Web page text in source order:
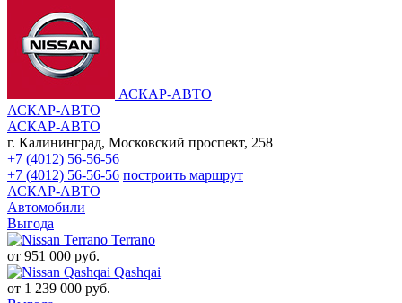
АСКАР-АВТО
АСКАР-АВТО
АСКАР-АВТО
г. Калининград, Московский проспект, 258
+7 (4012) 56-56-56
+7 (4012) 56-56-56 построить маршрут
АСКАР-АВТО
Автомобили
Выгода
Terrano
от 951 000 руб.
Qashqai
от 1 239 000 руб.